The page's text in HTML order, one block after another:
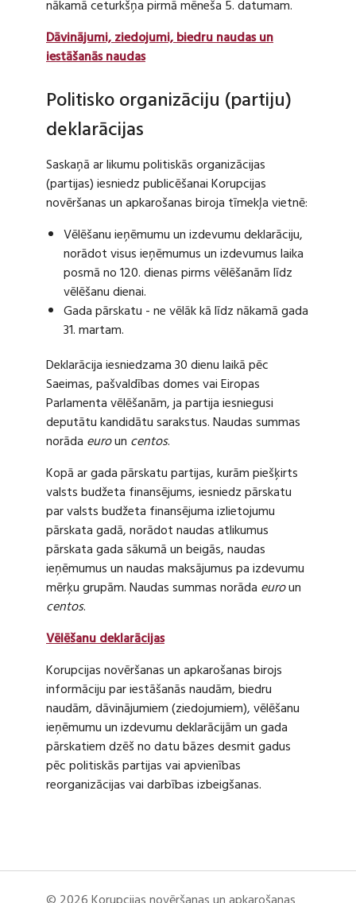
nākamā ceturkšņa pirmā mēneša 5. datumam.
Dāvinājumi, ziedojumi, biedru naudas un
iestāšanās naudas
Politisko organizāciju (partiju)
deklarācijas
Saskaņā ar likumu politiskās organizācijas
(partijas) iesniedz publicēšanai Korupcijas
novēršanas un apkarošanas biroja tīmekļa vietnē:
Vēlēšanu ieņēmumu un izdevumu deklarāciju,
norādot visus ieņēmumus un izdevumus laika
posmā no 120. dienas pirms vēlēšanām līdz
vēlēšanu dienai.
Gada pārskatu - ne vēlāk kā līdz nākamā gada
31. martam.
Deklarācija iesniedzama 30 dienu laikā pēc
Saeimas, pašvaldības domes vai Eiropas
Parlamenta vēlēšanām, ja partija iesniegusi
deputātu kandidātu sarakstus. Naudas summas
norāda euroun centos.
Kopā ar gada pārskatu partijas, kurām piešķirts
valsts budžeta finansējums, iesniedz pārskatu
par valsts budžeta finansējuma izlietojumu
pārskata gadā, norādot naudas atlikumus
pārskata gada sākumā un beigās, naudas
ieņēmumus un naudas maksājumus pa izdevumu
mērķu grupām. Naudas summas norāda euroun
centos.
Vēlēšanu deklarācijas
Korupcijas novēršanas un apkarošanas birojs
informāciju par iestāšanās naudām, biedru
naudām, dāvinājumiem (ziedojumiem), vēlēšanu
ieņēmumu un izdevumu deklarācijām un gada
pārskatiem dzēš no datu bāzes desmit gadus
pēc politiskās partijas vai apvienības
reorganizācijas vai darbības izbeigšanas.